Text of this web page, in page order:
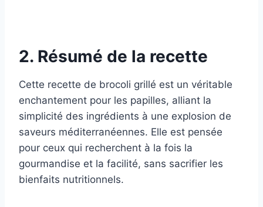
2. Résumé de la recette
Cette recette de brocoli grillé est un véritable
enchantement pour les papilles, alliant la
simplicité des ingrédients à une explosion de
saveurs méditerranéennes. Elle est pensée
pour ceux qui recherchent à la fois la
gourmandise et la facilité, sans sacrifier les
bienfaits nutritionnels.